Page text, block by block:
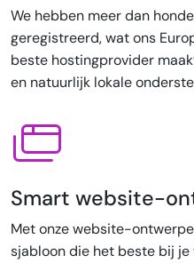
We hebben meer dan
geregistreerd, wat ons
beste hostingprovider
en natuurlijk lokale
Smart website-
Met onze website-
sjabloon die het beste bij je